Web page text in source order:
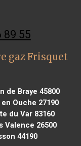
89 55
gaz Frisquet
de Braye 45800
Ouche 27190
du Var 83160
Valence 26500
44190